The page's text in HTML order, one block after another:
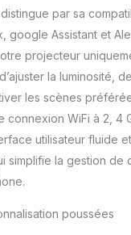
couleurs et les motifs
sont plus clairs et plus
égalemsent
de couleur de
projecteur de
4 Scènes et Fonction de
】 Ajout de
de paramètres de
/ fête / détente),
occasions pour une
immersive. De plus,
intelligemment
d'éteindre
par sa
google Assistant et
projecteur
la luminosité,
les scènes
connexion WiFi à 2, 4
utilisateur fluide et
simplifie la gestion de
poussées